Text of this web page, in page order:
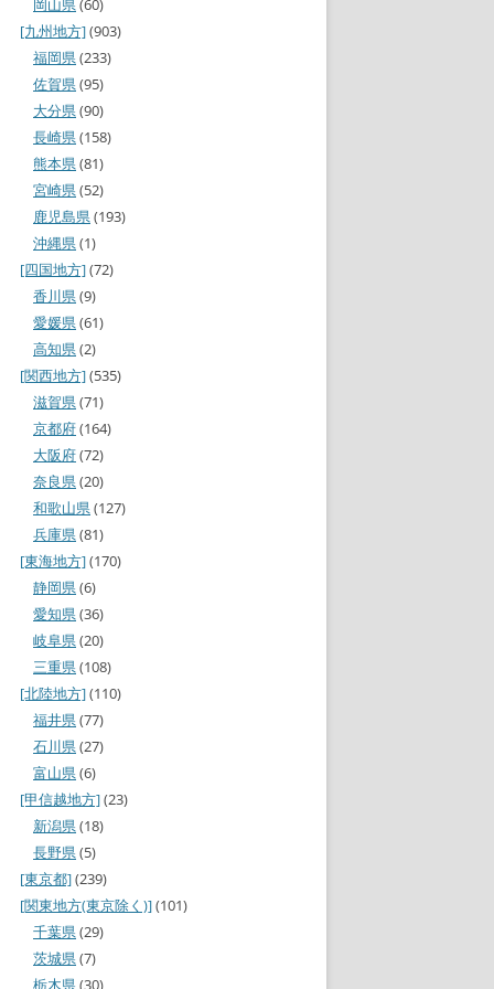
岡山県(60)
[九州地方](903)
福岡県(233)
佐賀県(95)
大分県(90)
長崎県(158)
熊本県(81)
宮崎県(52)
鹿児島県(193)
沖縄県(1)
[四国地方](72)
香川県(9)
愛媛県(61)
高知県(2)
[関西地方](535)
滋賀県(71)
京都府(164)
大阪府(72)
奈良県(20)
和歌山県(127)
兵庫県(81)
[東海地方](170)
静岡県(6)
愛知県(36)
岐阜県(20)
三重県(108)
[北陸地方](110)
福井県(77)
石川県(27)
富山県(6)
[甲信越地方](23)
新潟県(18)
長野県(5)
[東京都](239)
[関東地方(東京除く)](101)
千葉県(29)
茨城県(7)
栃木県(30)